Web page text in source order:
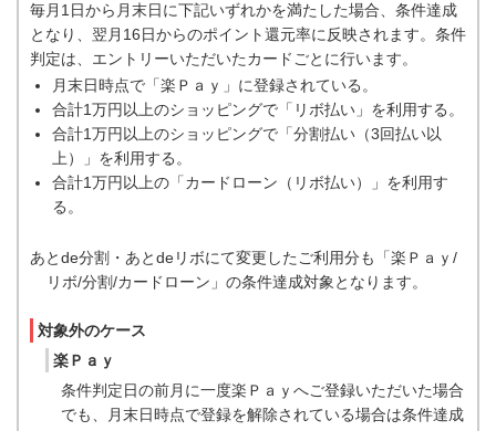
毎月1日から月末日に下記いずれかを満たした場合、条件達成
となり、翌月16日からのポイント還元率に反映されます。条件
判定は、エントリーいただいたカードごとに行います。
月末日時点で「楽Ｐａｙ」に登録されている。
合計1万円以上のショッピングで「リボ払い」を利用する。
合計1万円以上のショッピングで「分割払い（3回払い以
上）」を利用する。
合計1万円以上の「カードローン（リボ払い）」を利用す
る。
あとde分割・あとdeリボにて変更したご利用分も「楽Ｐａｙ/
リボ/分割/カードローン」の条件達成対象となります。
対象外のケース
楽Ｐａｙ
条件判定日の前月に一度楽Ｐａｙへご登録いただいた場合
でも、月末日時点で登録を解除されている場合は条件達成